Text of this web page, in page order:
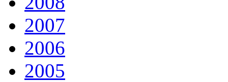
2007
2006
2005